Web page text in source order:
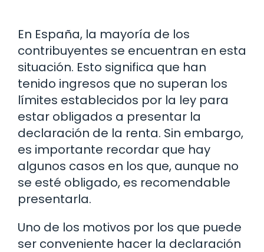
En España, la mayoría de los
contribuyentes se encuentran en esta
situación. Esto significa que han
tenido ingresos que no superan los
límites establecidos por la ley para
estar obligados a presentar la
declaración de la renta. Sin embargo,
es importante recordar que hay
algunos casos en los que, aunque no
se esté obligado, es recomendable
presentarla.
Uno de los motivos por los que puede
ser conveniente hacer la declaración